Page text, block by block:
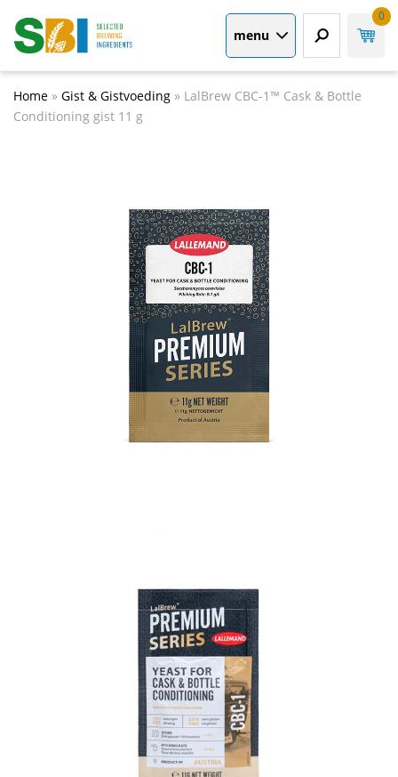
menu
0
Home » Gist & Gistvoeding » LalBrew CBC-1™ Cask & Bottle
Conditioning gist 11 g